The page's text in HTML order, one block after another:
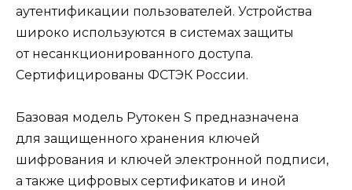
аутентификации пользователей. Устройства
широко используются в системах защиты
от несанкционированного доступа.
Сертифицированы ФСТЭК России.
Базовая модель Рутокен S предназначена
для защищенного хранения ключей
шифрования и ключей электронной подписи,
а также цифровых сертификатов и иной